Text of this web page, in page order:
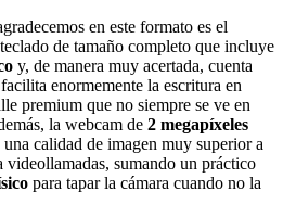
en este formato es el
de tamaño completo que incluye
y, de manera muy acertada, cuenta
enormemente la escritura en
premium que no siempre se ve en
la webcam de 2 megapíxeles
calidad de imagen muy superior a
videollamadas, sumando un práctico
para tapar la cámara cuando no la